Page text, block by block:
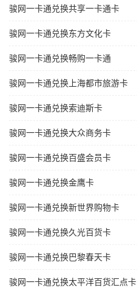
骏网一卡通兑换共享一卡通卡
骏网一卡通兑换东方文化卡
骏网一卡通兑换畅购一卡通
骏网一卡通兑换上海都市旅游卡
骏网一卡通兑换索迪斯卡
骏网一卡通兑换大众商务卡
骏网一卡通兑换百盛会员卡
骏网一卡通兑换金鹰卡
骏网一卡通兑换新世界购物卡
骏网一卡通兑换久光百货卡
骏网一卡通兑换巴黎春天卡
骏网一卡通兑换太平洋百货汇点卡